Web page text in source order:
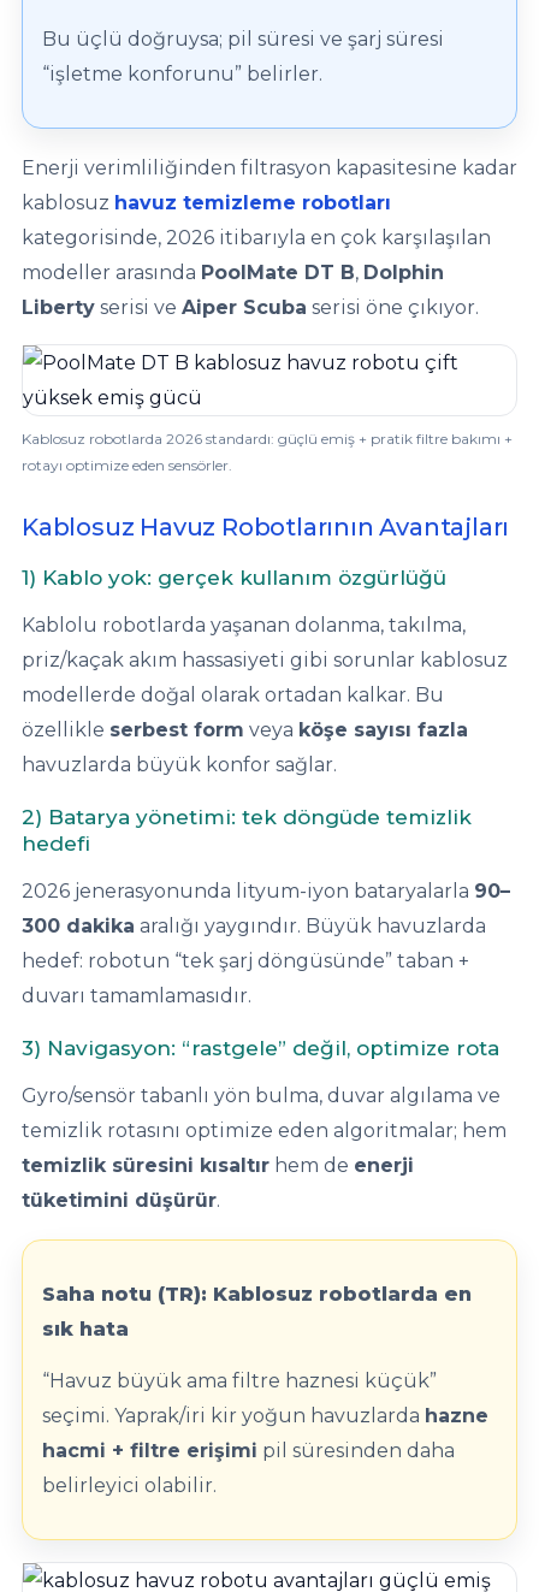
Gemaş Havuz
Toz Ph+ Yükseltici
Yosun Öldürücü
Alkalinite Düşürücü
Ayak Dezenfektanı
e Pool Expert
Havuz Kış Kimyasalı
Kalsiyum Hipoklorit
Temizleyici
Havuz Vana
Havuz Elektrik
Havuz Sarf
Havuz
Ayak Havuzu
Havuz Robotu Yedek
Dalgıç Pompa
Dezenfeksiyon
Havuz Güvenlik
Kapağı
Havuz Pompa
Jakuzi Sauna
Kartuş Filtreler
Bu üçlü doğruysa; pil süresi ve şarj süresi
“işletme konforunu” belirler.
Enerji verimliliğinden filtrasyon kapasitesine kadar
kablosuz havuz temizleme robotları
kategorisinde, 2026 itibarıyla en çok karşılaşılan
modeller arasında PoolMate DT B, Dolphin
Liberty serisi ve Aiper Scuba serisi öne çıkıyor.
Kablosuz robotlarda 2026 standardı: güçlü emiş + pratik filtre bakımı +
rotayı optimize eden sensörler.
Kablosuz Havuz Robotlarının Avantajları
1) Kablo yok: gerçek kullanım özgürlüğü
Kablolu robotlarda yaşanan dolanma, takılma,
priz/kaçak akım hassasiyeti gibi sorunlar kablosuz
modellerde doğal olarak ortadan kalkar. Bu
özellikle serbest form veya köşe sayısı fazla
havuzlarda büyük konfor sağlar.
2) Batarya yönetimi: tek döngüde temizlik
hedefi
2026 jenerasyonunda lityum-iyon bataryalarla 90–
300 dakika aralığı yaygındır. Büyük havuzlarda
hedef: robotun “tek şarj döngüsünde” taban +
duvarı tamamlamasıdır.
3) Navigasyon: “rastgele” değil, optimize rota
Gyro/sensör tabanlı yön bulma, duvar algılama ve
temizlik rotasını optimize eden algoritmalar; hem
temizlik süresini kısaltır hem de enerji
tüketimini düşürür.
Saha notu (TR): Kablosuz robotlarda en
sık hata
“Havuz büyük ama filtre haznesi küçük”
seçimi. Yaprak/iri kir yoğun havuzlarda hazne
hacmi + filtre erişimi pil süresinden daha
belirleyici olabilir.